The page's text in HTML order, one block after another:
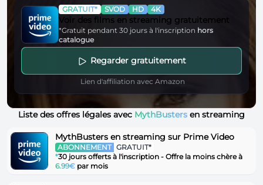
GRATUIT* SVOD HD 4K
Voir des films en streaming gratuitement
*Gratuit pendant 30 jours à l'inscription hors
catalogue
Regarder gratuitement
Lien d'affiliation avec Amazon
Liste des offres légales avec MythBusters en streaming
MythBusters en streaming sur Prime Video
ABONNEMENT GRATUIT*
*30 jours offerts à l'inscription - Offre la moins chère à
6.99€ par mois